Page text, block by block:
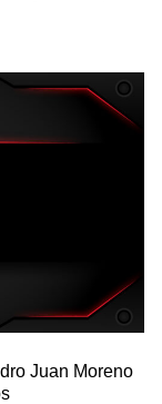
Juan Moreno